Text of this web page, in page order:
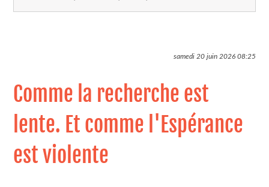
samedi 20 juin 202608:25
Comme la recherche est
lente. Et comme l'Espérance
est violente